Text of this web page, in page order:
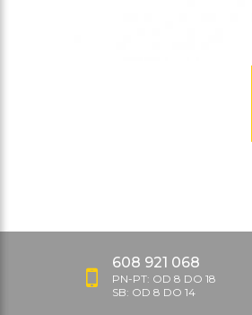
608 921 068
PN-PT: OD 8 DO 18
SB: OD 8 DO 14